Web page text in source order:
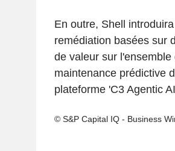
En outre, Shell
remédiation basées sur
de valeur sur
maintenance prédictive
plateforme 'C3 Agentic
© S&P Capital IQ - Business